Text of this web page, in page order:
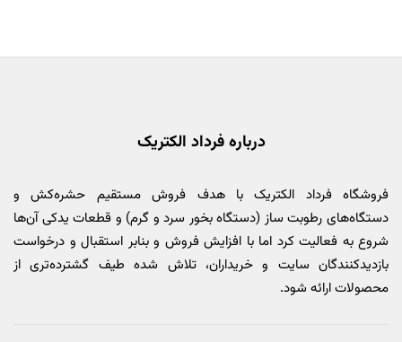
درباره فرداد الکتریک
فروشگاه فرداد الکتریک با هدف فروش مستقیم حشره‌کش و
دستگاه‌های رطوبت ساز (دستگاه بخور سرد و گرم) و قطعات یدکی آن‌ها
شروع به فعالیت کرد اما با افزایش فروش و بنابر استقبال و درخواست
بازدیدکنندگان سایت و خریداران، تلاش شده طیف گشترده‌تری از
محصولات ارائه شود.